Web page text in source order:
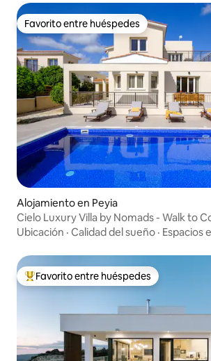
Favorito entre huéspedes
Favorito entre huéspedes
Alojamiento en Peyia
Cielo Luxury Villa by Nomads - Walk to
Ubicación · Calidad del sueño · Espacios
Favorito entre huéspedes preferido
Favorito entre huéspedes